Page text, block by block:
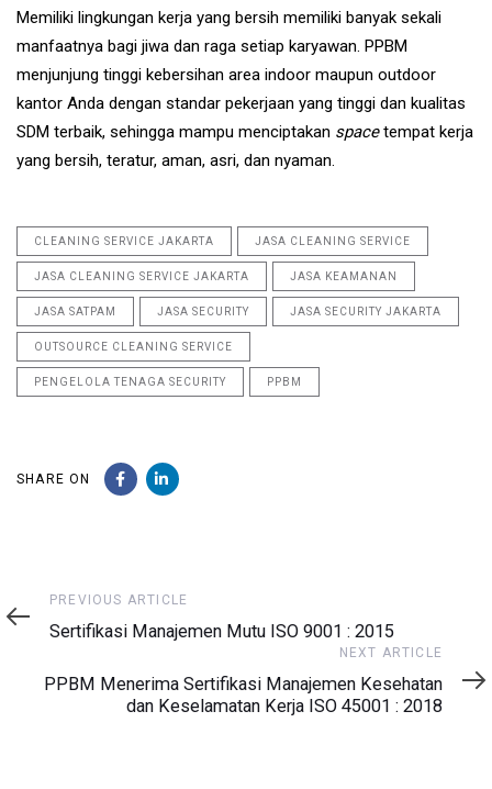
Memiliki lingkungan kerja yang bersih memiliki banyak sekali
manfaatnya bagi jiwa dan raga setiap karyawan. PPBM
menjunjung tinggi kebersihan area indoor maupun outdoor
kantor Anda dengan standar pekerjaan yang tinggi dan kualitas
SDM terbaik, sehingga mampu menciptakan spacetempat kerja
yang bersih, teratur, aman, asri, dan nyaman.
CLEANING SERVICE JAKARTA JASA CLEANING SERVICE
JASA CLEANING SERVICE JAKARTA JASA KEAMANAN
JASA SATPAM JASA SECURITY JASA SECURITY JAKARTA
OUTSOURCE CLEANING SERVICE
PENGELOLA TENAGA SECURITY PPBM
SHARE ON
Previous
Article
PREVIOUS ARTICLE
Sertifikasi Manajemen Mutu ISO 9001 : 2015
Article
NEXT ARTICLE
PPBM Menerima Sertifikasi Manajemen Kesehatan
dan Keselamatan Kerja ISO 45001 : 2018